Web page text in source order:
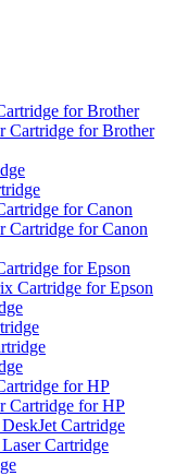
for Brother
Cartridge for Brother
for Canon
Cartridge for Canon
for Epson
Cartridge for Epson
for HP
Cartridge for HP
Cartridge
Cartridge